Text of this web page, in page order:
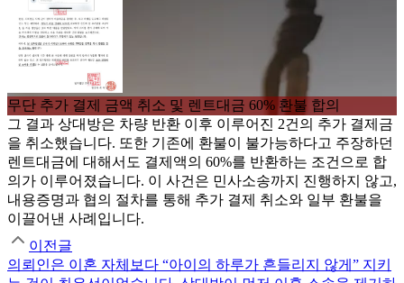
무단 추가 결제 금액 취소 및 렌트대금 60% 환불 합의
그 결과 상대방은 차량 반환 이후 이루어진 2건의 추가 결제금
을 취소했습니다. 또한 기존에 환불이 불가능하다고 주장하던
렌트대금에 대해서도 결제액의 60%를 반환하는 조건으로 합
의가 이루어졌습니다. 이 사건은 민사소송까지 진행하지 않고,
내용증명과 협의 절차를 통해 추가 결제 취소와 일부 환불을
이끌어낸 사례입니다.
이전글
의뢰인은 이혼 자체보다 “아이의 하루가 흔들리지 않게” 지키